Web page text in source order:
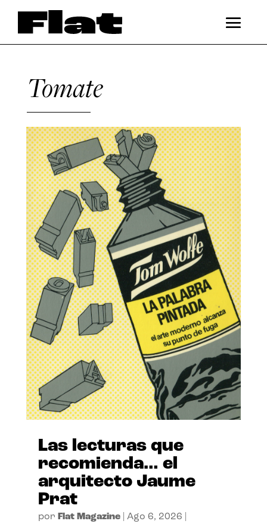
Tomate
Las lecturas que
recomienda… el
arquitecto Jaume
Prat
por Flat Magazine| Ago 6, 2026